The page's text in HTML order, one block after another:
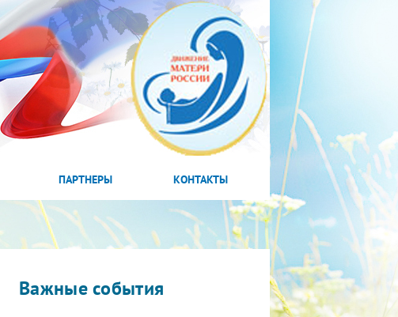
ПАРТНЕРЫ КОНТАКТЫ
Важные события